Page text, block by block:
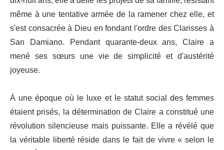
même à une tentative armée de la ramener chez elle, et
s'est consacrée à Dieu en fondant l'ordre des Clarisses à
San Damiano. Pendant quarante-deux ans, Claire a
mené ses sœurs une vie de simplicité et d'austérité
joyeuse.
À une époque où le luxe et le statut social des femmes
étaient prisés, la détermination de Claire a constitué une
révolution silencieuse mais puissante. Elle a révélé que
la véritable liberté réside dans le fait de vivre « selon le